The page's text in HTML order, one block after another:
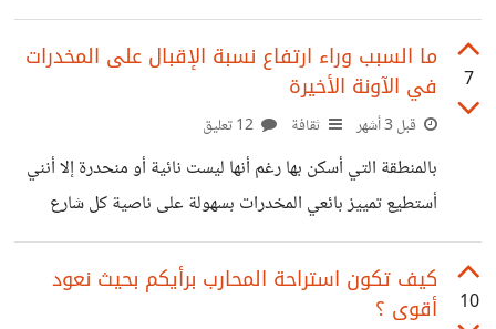
ضحايا وعدد من مصابي الحالات الخطيرة. بدأ الموقف بحادث
تصادم وقع ضحيته شخص وبينما هم الشهود بتصوير الجاني
وحاوطوه حتى يصل رجال الأمن، قام الجاني بسحب سلاح آلي
من سيارته وفرغ الأعيرة في الجميع ليقتل ثامنية غير المصابين.
ومن بين المبررات هنا قال البعض أن العنف في المنطقة عادي،
وأن السلاح واستخدامه هناك ربما لا يكون رغبة بل تأثير البيئة
7
ما السبب وراء ارتفاع نسبة الإقبال على المخدرات
في الآونة الأخيرة
قبل 3 أشهر ثقافة
بالمنطقة التي أسكن بها رغم أنها ليست نائية أو منحدرة إلا أنني
أستطيع تمييز بائعي المخدرات بسهولة على ناصية كل شارع
وداخل كل حارة، وعددهم في زيادة. والمزعج أنهم لا ينتظرون
زبون بل يعرضون السلعة على المارة بجوارهم فيقول " محتاج
حاجة" قد نظنه سؤال عادي لكن المدمن يعرف اللغة والقصد.
10
كيف تكون استراحة المحارب برأيكم بحيث نعود
أقوى ؟